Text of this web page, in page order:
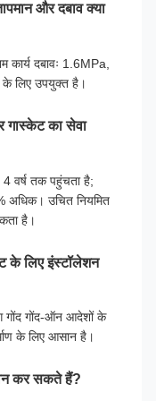
और दबाव क्या
दबावः 1.6MPa,
के लिए उपयुक्त है।
गास्केट का सेवा
4 वर्ष तक पहुंचता है;
अधिक। उचित नियमित
है।
के लिए इंस्टॉलेशन
गोंद गोंद-ऑन आदेशों के
के लिए आसान है।
कर सकते हैं?